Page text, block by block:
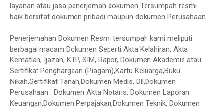
layanan atau jasa penerjemah dokumen Tersumpah resmi
baik bersifat dokumen pribadi maupun dokumen Perusahaan.
Penerjemahan Dokumen Resmi tersumpah kami meliputi
berbagai macam Dokumen Seperti Akta Kelahiran, Akta
Kematian, Ijazah, KTP, SIM, Rapor, Dokumen Akademis atau
Sertifikat Penghargaan (Piagam),Kartu Keluarga,Buku
Nikah,Sertifikat Tanah,Dokumen Medis, Dll,Dokumen
Perusahaan : Dokumen Akta Notaris, Dokumen Laporan
Keuangan,Dokumen Perpajakan,Dokumen Teknik, Dokumen